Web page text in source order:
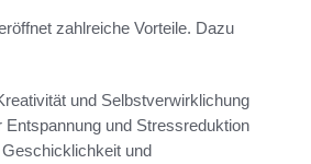
zahlreiche Vorteile. Dazu
und Selbstverwirklichung
Entspannung und Stressreduktion
und